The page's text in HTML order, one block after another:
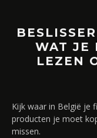
WAT JE
LEZEN
Kijk waar in België je
producten je moet
missen.